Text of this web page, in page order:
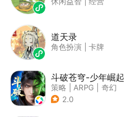
道天录
角色扮演 卡牌
斗破苍穹-少年崛起
策略 ARPG
奇幻
| 斗破苍穹
2.0